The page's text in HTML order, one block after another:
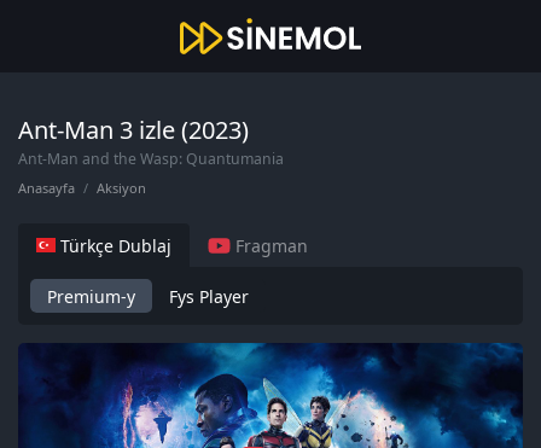
Ant-Man 3 izle (2023)
Ant-Man and the Wasp: Quantumania
Anasayfa Aksiyon
Türkçe Dublaj Fragman
Premium-y Fys Player